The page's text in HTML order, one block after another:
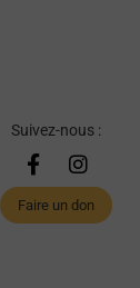
Suivez-nous :
Faire un don